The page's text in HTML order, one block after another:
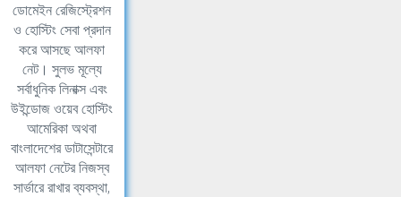
ডোমেইন রেজিস্ট্রেশন
ও হোস্টিং সেবা প্রদান
করে আসছে আলফা
নেট। সুলভ মূল্যে
সর্বাধুনিক লিনাক্স এবং
উইন্ডোজ ওয়েব হোস্টিং
আমেরিকা অথবা
বাংলাদেশের ডাটাসেন্টারে
আলফা নেটের নিজস্ব
সার্ভারে রাখার ব্যবস্থা,